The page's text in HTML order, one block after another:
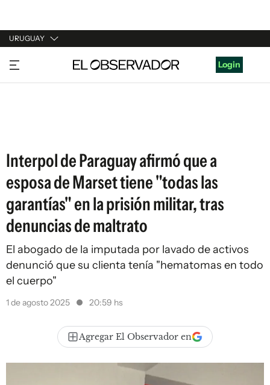
URUGUAY
URUGUAY
ARGENTINA
Login
Interpol de Paraguay afirmó que a
esposa de Marset tiene "todas las
garantías" en la prisión militar, tras
denuncias de maltrato
El abogado de la imputada por lavado de activos
denunció que su clienta tenía "hematomas en todo
el cuerpo"
1 de agosto 2025 20:59 hs
Agregar El Observador en